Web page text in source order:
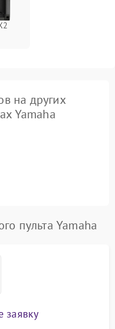
Подробнее →
Подробнее →
на других
Yamaha
пульта Yamaha
заявку